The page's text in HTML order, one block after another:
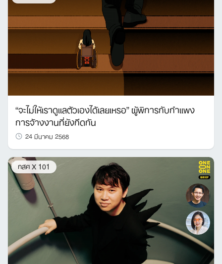
Search
for:
“จะไม่ให้เราดูแลตัวเองได้เลยเหรอ” ผู้พิการกับกำแพง
การจ้างงานที่ยังกีดกัน
24 มีนาคม 2568
กสศ X 101